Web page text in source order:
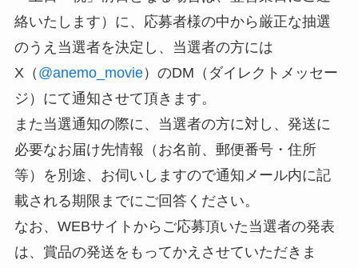
絡いたします）に、応募者様の中から厳正な抽選
のうえ当選者を決定し、当選者の方には
X（ @anemo_movie）のDM（ダイレクトメッセー
ジ）にて通知させて頂きます。
また当選通知の際に、当選者の方に対し、発送に
必要なお届け先情報（お名前、郵便番号・住所
等）を別途、お伺いしますので通知メール内に記
載される期限までにご回答ください。
なお、WEBサイトからご応募頂いた当選者の発表
は、賞品の発送をもってかえさせていただきま